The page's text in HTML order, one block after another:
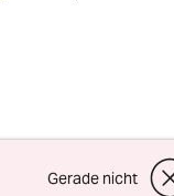
Gerade nicht